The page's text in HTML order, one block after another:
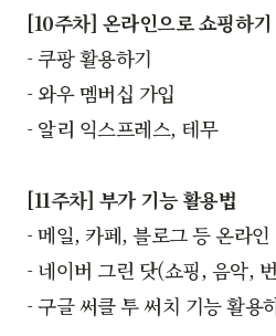
[10주차] 온라인으로 쇼핑하기
- 쿠팡 활용하기
- 와우 멤버십 가입
- 알리 익스프레스, 테무
[11주차] 부가 기능 활용법
- 메일, 카페, 블로그 등 온라
- 네이버 그린 닷(쇼핑, 음악,
- 구글 써클 투 써치 기능 활용